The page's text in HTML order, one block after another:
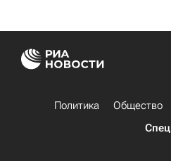
Политика Общество